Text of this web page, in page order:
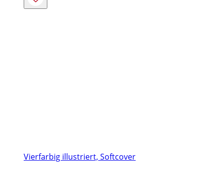
Vierfarbig illustriert, Softcover